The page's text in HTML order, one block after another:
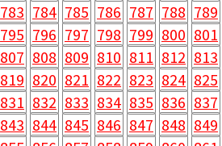
783 784 785 786 787 788 789
795 796 797 798 799 800 801
807 808 809 810 811 812 813
819 820 821 822 823 824 825
831 832 833 834 835 836 837
843 844 845 846 847 848 849